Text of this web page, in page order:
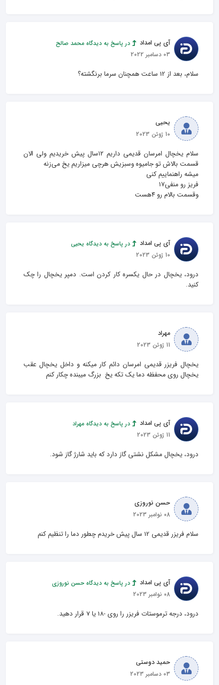
آی پی امداد
در پاسخ به دیدگاه محمد صالح
03 دسامبر 2022
سلام، بعد از 12 ساعت همچنان سرما برنگشته؟
یحیی
10 ژوئن 2023
سلام یخچال امرسان قدیمی داریم ۱۲سال پیش خریدیم ولی الان
وقسمت بالام رو ۴هست
آی پی امداد
در پاسخ به دیدگاه یحیی
10 ژوئن 2023
درود، یخچال در حال یکسره کار کردن است. دمپر یخچال را چک
کنید.
مهراد
11 ژوئن 2023
یخچال فریزر قدیمی امرسان دائم کار میکنه و داخل یخچال عقب
یخچال روی محفظه دما یک تکه یخ  بزرگ میبنده چکار کنم
آی پی امداد
در پاسخ به دیدگاه مهراد
11 ژوئن 2023
درود، یخچال مشکل نشتی گاز دارد که باید شارژ گاز شود.
حسن نوروزی
08 نوامبر 2023
سلام فریزر قدیمی 12 سال پیش خریدم چطور دما را تنظیم کنم
آی پی امداد
در پاسخ به دیدگاه حسن نوروزی
08 نوامبر 2023
درود، درجه ترموستات فریزر را روی -18 یا 7 قرار دهید.
حمید دوستی
03 دسامبر 2023